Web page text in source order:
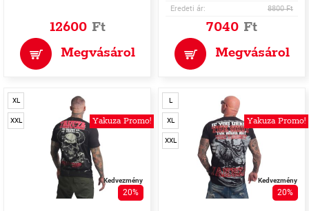
12600 Ft
Megvásárol
Eredeti ár: 8800 Ft
7040 Ft
Megvásárol
Yakuza Promo!
XL
XXL
Kedvezmény
20%
Yakuza Promo!
L
XL
XXL
Kedvezmény
20%